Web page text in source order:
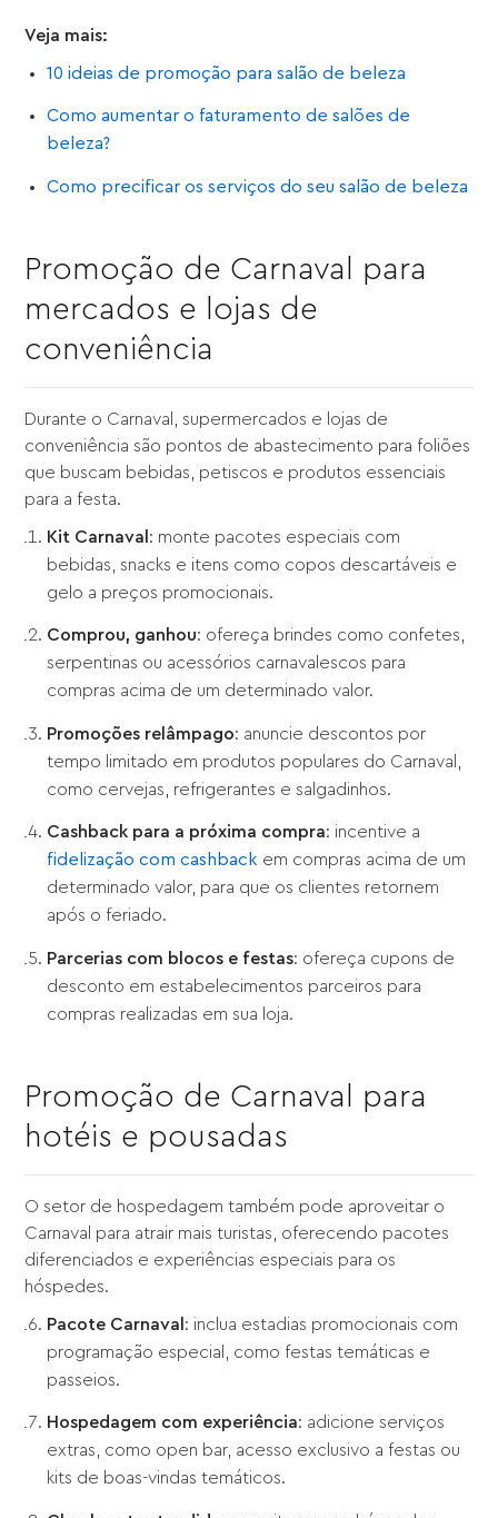
Veja mais:
10 ideias de promoção para salão de beleza
Como aumentar o faturamento de salões de
beleza?
Como precificar os serviços do seu salão de beleza
Promoção de Carnaval para
mercados e lojas de
conveniência
Durante o Carnaval, supermercados e lojas de
conveniência são pontos de abastecimento para foliões
que buscam bebidas, petiscos e produtos essenciais
para a festa.
Kit Carnaval : monte pacotes especiais com
bebidas, snacks e itens como copos descartáveis e
gelo a preços promocionais.
Comprou, ganhou: ofereça brindes como confetes,
serpentinas ou acessórios carnavalescos para
compras acima de um determinado valor.
Promoções relâmpago: anuncie descontos por
tempo limitado em produtos populares do Carnaval,
como cervejas, refrigerantes e salgadinhos.
Cashback para a próxima compra: incentive a
fidelização com cashback em compras acima de um
determinado valor, para que os clientes retornem
após o feriado.
Parcerias com blocos e festas: ofereça cupons de
desconto em estabelecimentos parceiros para
compras realizadas em sua loja.
Promoção de Carnaval para
hotéis e pousadas
O setor de hospedagem também pode aproveitar o
Carnaval para atrair mais turistas, oferecendo pacotes
diferenciados e experiências especiais para os
hóspedes.
Pacote Carnaval : inclua estadias promocionais com
programação especial, como festas temáticas e
passeios.
Hospedagem com experiência: adicione serviços
extras, como open bar, acesso exclusivo a festas ou
kits de boas-vindas temáticos.